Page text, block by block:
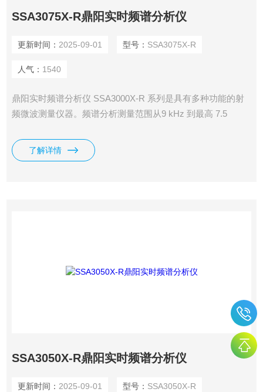
SSA3075X-R鼎阳实时频谱分析仪
更新时间： 2025-09-01 型号： SSA3075X-R
人气： 1540
鼎阳实时频谱分析仪 SSA3000X-R 系列是具有多种功能的射
频微波测量仪器。频谱分析测量范围从9 kHz 到最高 7.5
40 MHz，可在分析带宽内对输入信号进行无缝采集和分析，
提供光谱图、概率密度谱和时间功率等多种显示方式，并具有
了解详情
SSA3050X-R鼎阳实时频谱分析仪
更新时间： 2025-09-01 型号： SSA3050X-R